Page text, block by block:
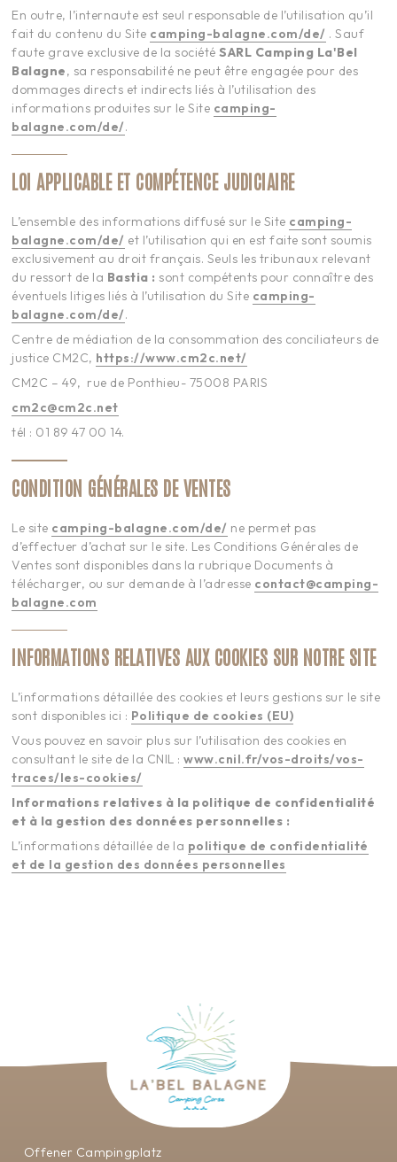
En outre, l’internaute est seul responsable de l’utilisation qu’il
fait du contenu du Site camping-balagne.com/de/ . Sauf
faute grave exclusive de la sociétéSARL Camping La'Bel
Balagne, sa responsabilité ne peut être engagée pour des
dommages directs et indirects liés à l’utilisation des
informations produites sur le Site camping-
balagne.com/de/.
LOI APPLICABLE ET COMPÉTENCE JUDICIAIRE
L’ensemble des informations diffusé sur le Site camping-
balagne.com/de/ et l’utilisation qui en est faite sont soumis
exclusivement au droit français. Seuls les tribunaux relevant
du ressort de la Bastia : sont compétents pour connaître des
éventuels litiges liés à l’utilisation du Site camping-
balagne.com/de/.
Centre de médiation de la consommation des conciliateurs de
justice CM2C, https://www.cm2c.net/
CM2C – 49, rue de Ponthieu- 75008 PARIS
cm2c@cm2c.net
tél : 01 89 47 00 14.
CONDITION GÉNÉRALES DE VENTES
Le site camping-balagne.com/de/ ne permet pas
d’effectuer d’achat sur le site. Les Conditions Générales de
Ventes sont disponibles dans la rubrique Documents à
télécharger, ou sur demande à l’adresse contact@camping-
balagne.com
INFORMATIONS RELATIVES AUX COOKIES SUR NOTRE SITE
L’informations détaillée des cookies et leurs gestions sur le site
sont disponibles ici : Politique de cookies (EU)
Vous pouvez en savoir plus sur l’utilisation des cookies en
consultant le site de la CNIL :www.cnil.fr/vos-droits/vos-
traces/les-cookies/
Informations relatives à la politique de confidentialité
et à la gestion des données personnelles :
L’informations détaillée de la politique de confidentialité
et de la gestion des données personnelles
Offener Campingplatz